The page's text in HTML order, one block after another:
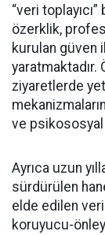
“veri
özerklik,
kurulan güven
ziyaretlerde
ve psikososyal
Ayrıca uzun
sürdürülen
elde edilen
koruyucu-